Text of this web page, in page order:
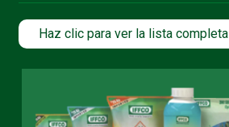
Haz clic para ver la lista completa